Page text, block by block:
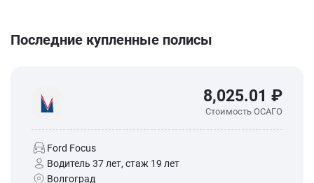
Последние купленные полисы
8,025.01 ₽
Стоимость ОСАГО
Ford Focus
Водитель 37 лет, стаж 19 лет
Волгоград